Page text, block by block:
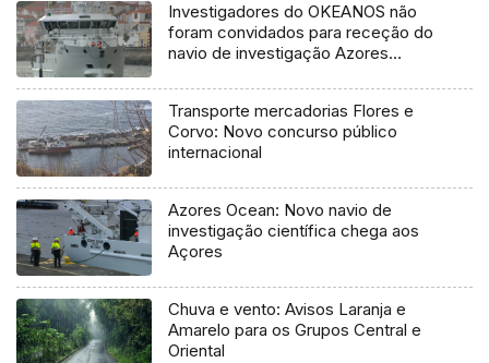
Investigadores do OKEANOS não
foram convidados para receção do
navio de investigação Azores
Transporte mercadorias Flores e
Corvo: Novo concurso público
internacional
Azores Ocean: Novo navio de
investigação científica chega aos
Açores
Chuva e vento: Avisos Laranja e
Amarelo para os Grupos Central e
Oriental